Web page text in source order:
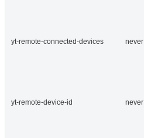
yt-remote-connected-devices never
yt-remote-device-id never